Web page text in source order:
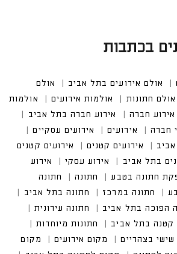
בכתבות
אולם אירועים בתל אביב
אולם אי
אולם חתונות אולמות אירועים
אולמות אירוע
אירוע חברה
אירוע חברה בתל אביב
אירועים עסקיים
אירועים קטנים במרכז
אירוע עסקי בתל אביב